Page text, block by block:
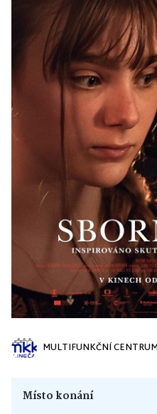
MULTIFUNKČNÍ
Místo konání